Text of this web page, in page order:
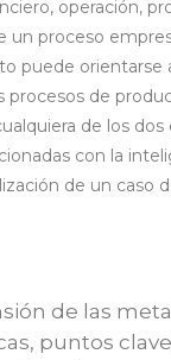
operación,
un proceso
puede orientarse
procesos de
de los dos
con la
de un caso
de las
puntos